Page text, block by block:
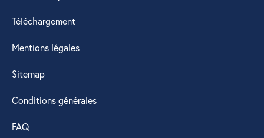
Téléchargement
Mentions légales
Sitemap
Conditions générales
FAQ